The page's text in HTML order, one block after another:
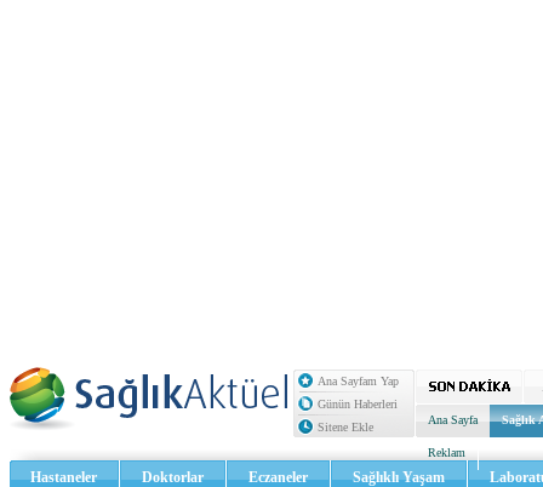
Ana Sayfam Yap
Günün Haberleri
Sitene Ekle
Ana Sayfa Sağlık
Reklam
Hastaneler Doktorlar Eczaneler Sağlıklı Yaşam